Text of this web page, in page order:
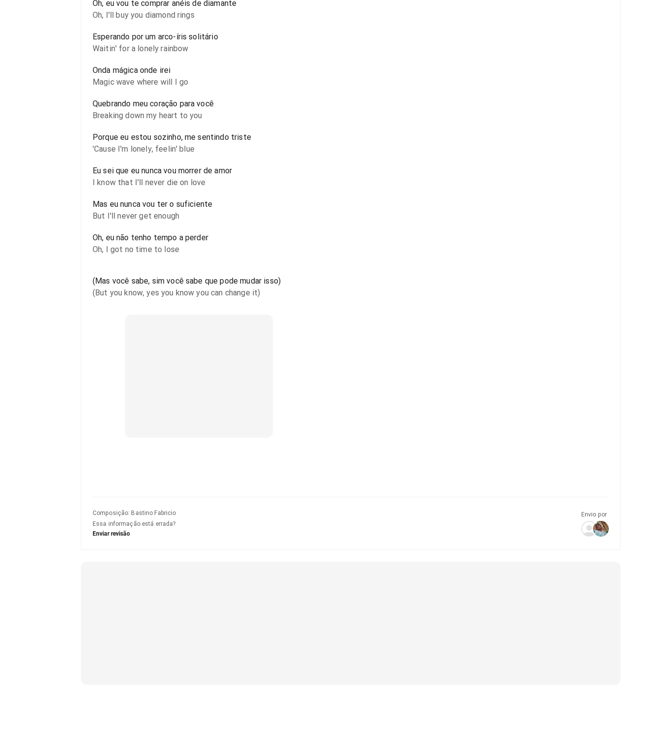
Oh, eu vou te comprar anéis de diamante
Oh, I'll buy you diamond rings
Esperando por um arco-íris solitário
Waitin' for a lonely rainbow
Onda mágica onde irei
Magic wave where will I go
Quebrando meu coração para você
Breaking down my heart to you
Porque eu estou sozinho, me sentindo triste
'Cause I'm lonely, feelin' blue
Eu sei que eu nunca vou morrer de amor
I know that I'll never die on love
Mas eu nunca vou ter o suficiente
But I'll never get enough
Oh, eu não tenho tempo a perder
Oh, I got no time to lose
(Mas você sabe, sim você sabe que pode mudar isso)
(But you know, yes you know you can change it)
Composição: Bastino Fabricio
Essa informação está errada?
Enviar revisão
Envio por